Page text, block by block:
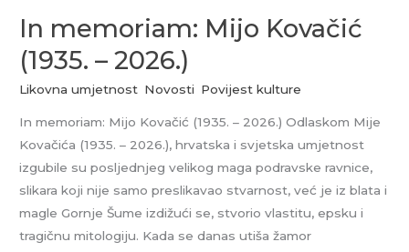
In memoriam: Mijo Kovačić
(1935. – 2026.)
Likovna umjetnost Novosti Povijest kulture
In memoriam: Mijo Kovačić (1935. – 2026.) Odlaskom Mije
Kovačića (1935. – 2026.), hrvatska i svjetska umjetnost
izgubile su posljednjeg velikog maga podravske ravnice,
slikara koji nije samo preslikavao stvarnost, već je iz blata i
magle Gornje Šume izdižući se, stvorio vlastitu, epsku i
tragičnu mitologiju. Kada se danas utiša žamor